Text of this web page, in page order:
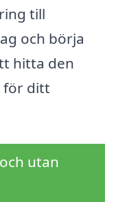
till
och börja
hitta den
för ditt
utan